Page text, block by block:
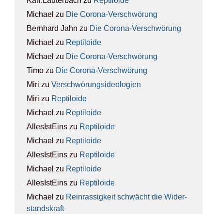
Michael zu Die Coro­na-Ver­schwö­rung
Bernhard Jahn zu Die Coro­na-Ver­schwö­rung
Michael zu Rep­ti­lo­ide
Michael zu Die Coro­na-Ver­schwö­rung
Timo zu Die Coro­na-Ver­schwö­rung
Miri zu Ver­schwö­rungs­ideo­lo­gien
Miri zu Rep­ti­lo­ide
Michael zu Rep­ti­lo­ide
AllesIstEins zu Rep­ti­lo­ide
Michael zu Rep­ti­lo­ide
AllesIstEins zu Rep­ti­lo­ide
Michael zu Rep­ti­lo­ide
AllesIstEins zu Rep­ti­lo­ide
Michael zu Rein­ras­sig­keit schwächt die Wider­
stands­kraft